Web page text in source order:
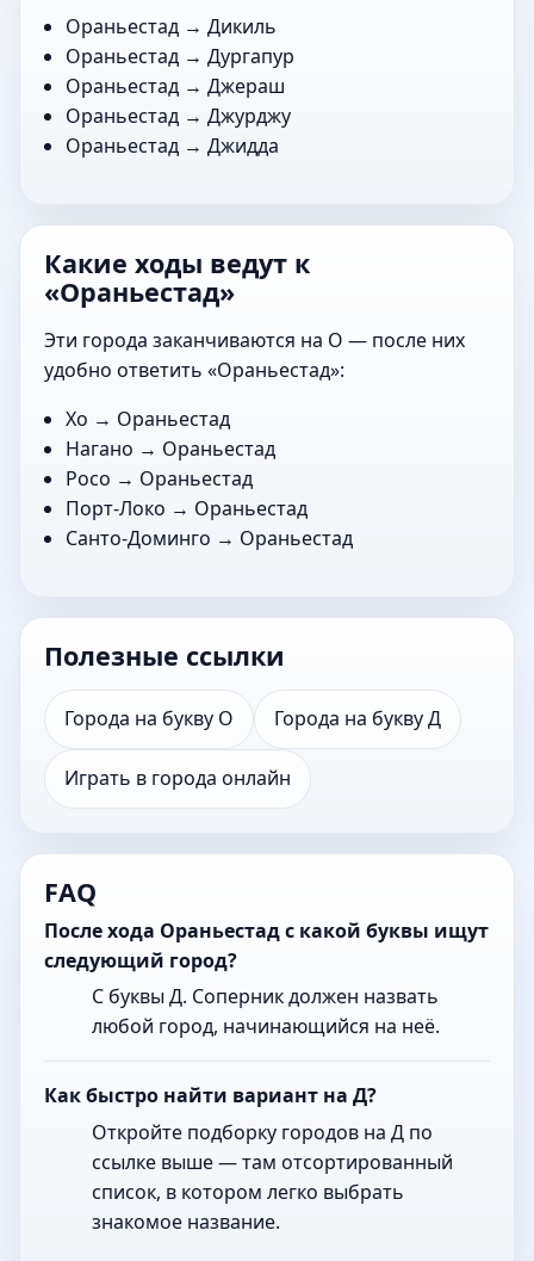
Ораньестад →Дикиль
Ораньестад →Дургапур
Ораньестад →Джераш
Ораньестад →Джурджу
Ораньестад →Джидда
Какие ходы ведут к
«Ораньестад»
Эти города заканчиваются на О — после них
удобно ответить «Ораньестад»:
Хо → Ораньестад
Нагано → Ораньестад
Росо → Ораньестад
Порт-Локо → Ораньестад
Санто-Доминго → Ораньестад
Полезные ссылки
Города на букву О Города на букву Д
Играть в города онлайн
FAQ
После хода Ораньестад с какой буквы ищут
следующий город?
С буквы Д. Соперник должен назвать
любой город, начинающийся на неё.
Как быстро найти вариант на Д?
Откройте подборку городов на Д по
ссылке выше — там отсортированный
список, в котором легко выбрать
знакомое название.